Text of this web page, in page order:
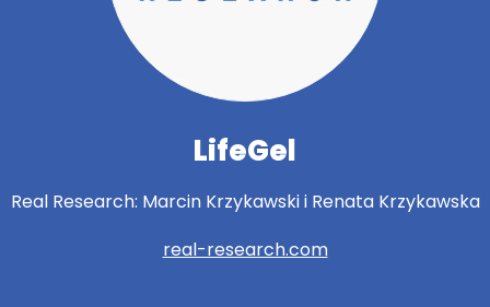
LifeGel
Real Research: Marcin Krzykawski i Renata Krzykawska
real-research.com